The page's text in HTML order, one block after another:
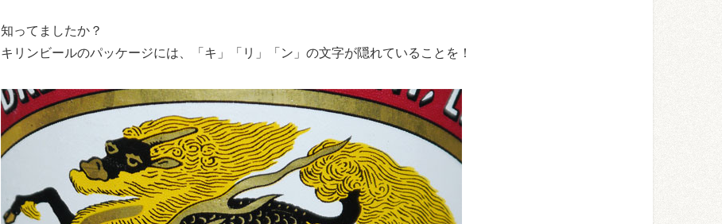
知ってましたか？
キリンビールのパッケージには、「キ」「リ」「ン」の文字が隠れていることを！